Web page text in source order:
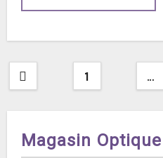
Pagination
des
1 …
Magasin Optique